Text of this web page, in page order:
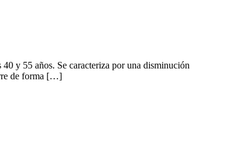
y 55 años. Se caracteriza por una disminución
de forma […]